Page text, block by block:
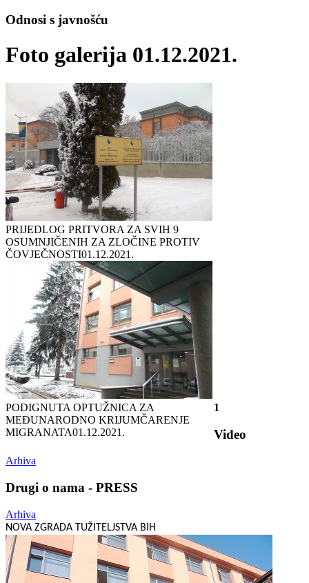
Odnosi s javnošću
Foto galerija 01.12.2021.
PRIJEDLOG PRITVORA ZA SVIH 9
OSUMNJIČENIH ZA ZLOČINE PROTIV
ČOVJEČNOSTI01.12.2021.
PODIGNUTA OPTUŽNICA ZA
MEĐUNARODNO KRIJUMČARENJE
MIGRANATA01.12.2021.
1
Video
Arhiva
Drugi o nama - PRESS
Arhiva
NOVA ZGRADA TUŽITELJSTVA BIH